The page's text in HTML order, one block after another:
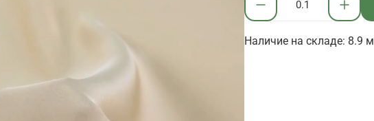
Наличие на складе: 8.9 м